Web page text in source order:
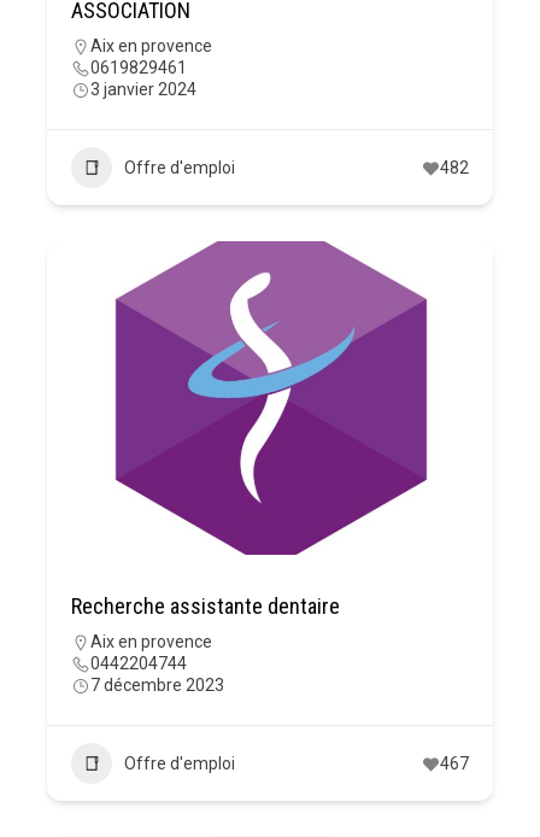
ASSOCIATION
Aix en provence
0619829461
3 janvier 2024
Offre d'emploi 482
Recherche assistante dentaire
Aix en provence
0442204744
7 décembre 2023
Offre d'emploi 467